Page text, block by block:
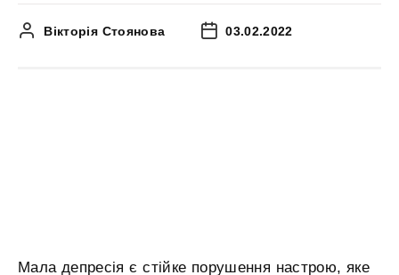
Вікторія Стоянова 03.02.2022
Мала депресія є стійке порушення настрою, яке